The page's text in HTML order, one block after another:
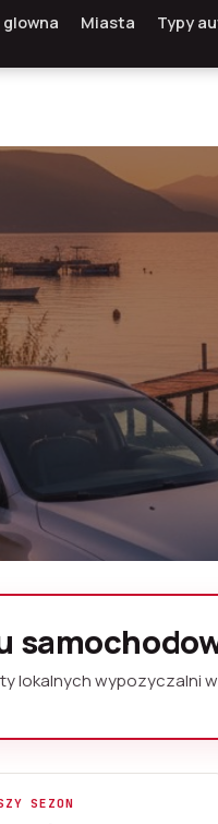
Miasta Typy
lokalnych
z karta, odbieraj z
lokalnych wypozyczalni
SEZON